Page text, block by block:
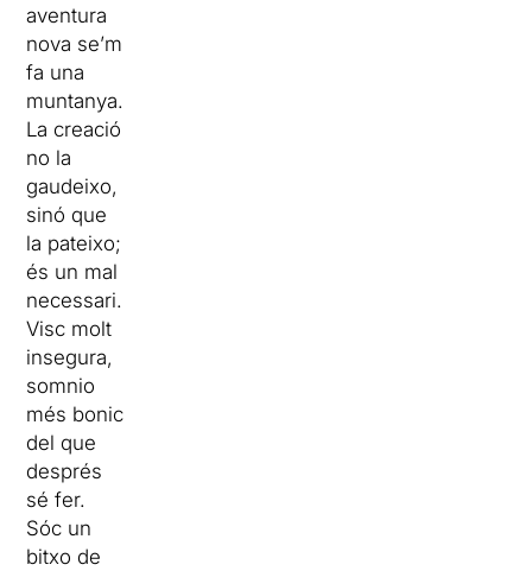
aventura
nova se’m
fa una
muntanya.
La creació
no la
gaudeixo,
sinó que
la pateixo;
és un mal
necessari.
Visc molt
insegura,
somnio
més bonic
del que
després
sé fer.
Sóc un
bitxo de